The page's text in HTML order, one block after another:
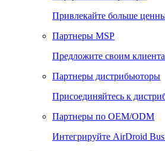
Привлекайте больше
Партнеры MSP
Предложите своим
Партнеры дистрибьюторы
Присоединяйтесь к
Партнеры по OEM/ODM
Интегрируйте AirDroid